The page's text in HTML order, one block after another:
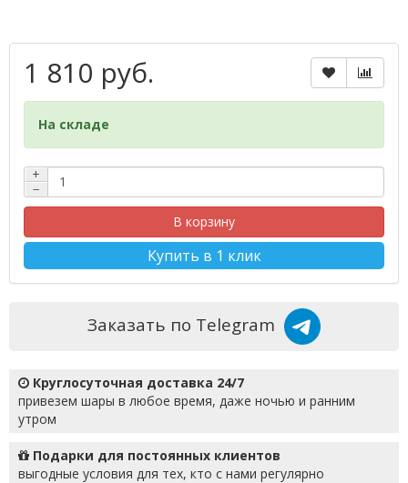
1 810 руб.
На складе
+
−
В корзину
Купить в 1 клик
Заказать по Telegram
Круглосуточная доставка 24/7
привезем шары в любое время, даже ночью и ранним
утром
Подарки для постоянных клиентов
выгодные условия для тех, кто с нами регулярно